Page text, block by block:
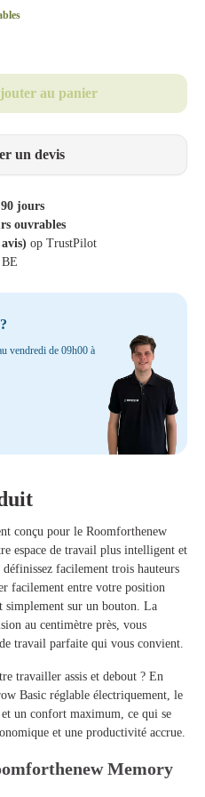
au panier
un devis
90 jours
ouvrables
op TrustPilot
vendredi de 09h00 à
conçu pour le Roomforthenew
espace de travail plus intelligent et
facilement trois hauteurs
facilement entre votre position
simplement sur un bouton. La
au centimètre près, vous
travail parfaite qui vous convient.
travailler assis et debout ? En
Basic réglable électriquement, le
un confort maximum, ce qui se
et une productivité accrue.
Memory